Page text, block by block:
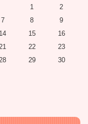
1
2
7 8
9
14 15
16
22
23
29
30